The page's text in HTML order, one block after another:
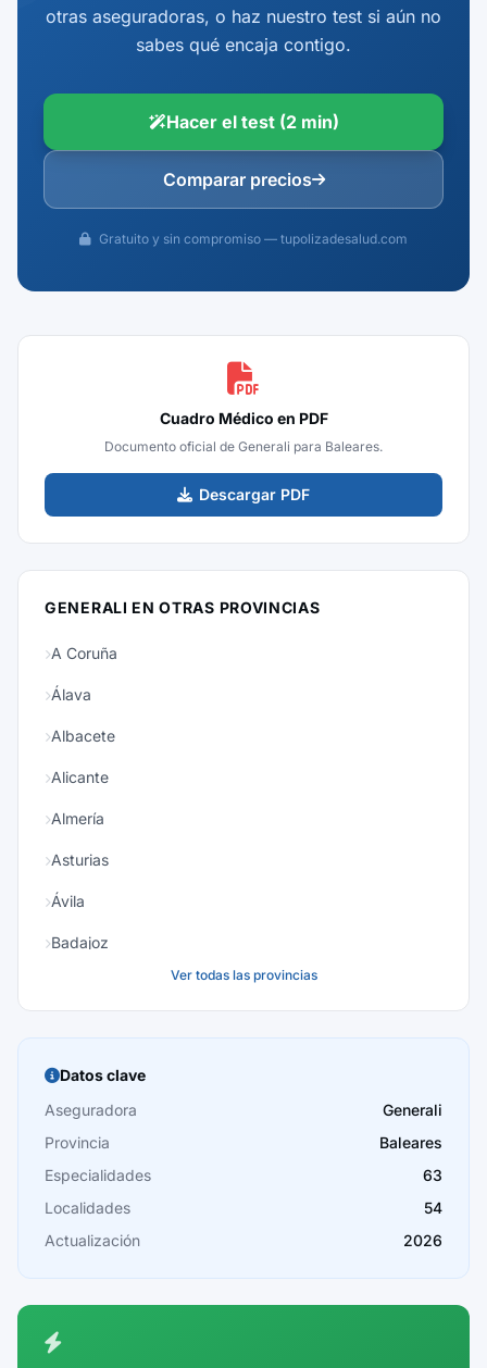
otras aseguradoras, o haz nuestro test si aún no
sabes qué encaja contigo.
Hacer el test (2 min)
Comparar precios
Gratuito y sin compromiso — tupolizadesalud.com
Cuadro Médico en PDF
Documento oficial de Generali para Baleares.
Descargar PDF
GENERALI EN OTRAS PROVINCIAS
A Coruña
Álava
Albacete
Alicante
Almería
Asturias
Ávila
Badajoz
Burgos
Cáceres
Cádiz
Cantabria
Castellón
Córdoba
Ver todas las provincias
Datos clave
Aseguradora
Generali
Provincia
Baleares
Especialidades
63
Localidades
54
Actualización
2026